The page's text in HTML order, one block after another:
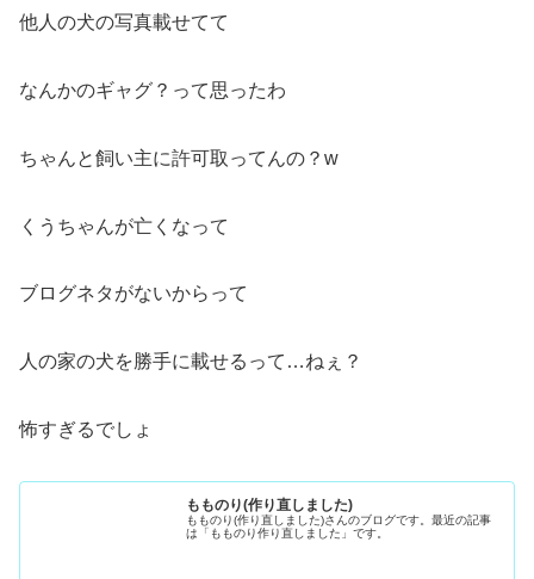
他人の犬の写真載せてて
なんかのギャグ？って思ったわ
ちゃんと飼い主に許可取ってんの？w
くうちゃんが亡くなって
ブログネタがないからって
人の家の犬を勝手に載せるって…ねぇ？
怖すぎるでしょ
もものり(作り直しました)
もものり(作り直しました)さんのブログです。最近の記事
は「もものり作り直しました」です。